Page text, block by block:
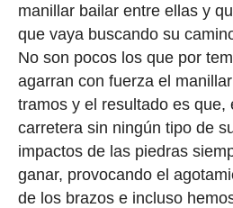
manillar bailar entre ellas y
que vaya buscando su
No son pocos los que por
agarran con fuerza el
tramos y el resultado es que,
carretera sin ningún tipo de
impactos de las piedras
ganar, provocando el
de los brazos e incluso